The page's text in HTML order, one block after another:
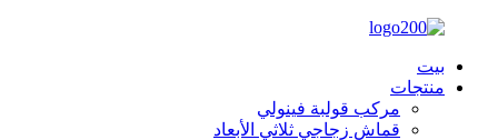
بيت
منتجات
مركب قولبة فينولي
قماش زجاجي ثلاثي الأبعاد